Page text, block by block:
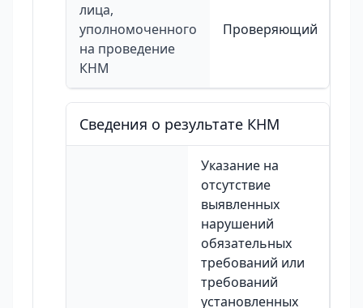
лица,
уполномоченного
на проведение
КНМ
Проверяющий
Сведения о результате КНМ
Указание на
отсутствие
выявленных
нарушений
обязательных
требований или
требований
установленных